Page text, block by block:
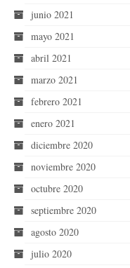
junio 2021
mayo 2021
abril 2021
marzo 2021
febrero 2021
enero 2021
diciembre 2020
noviembre 2020
octubre 2020
septiembre 2020
agosto 2020
julio 2020